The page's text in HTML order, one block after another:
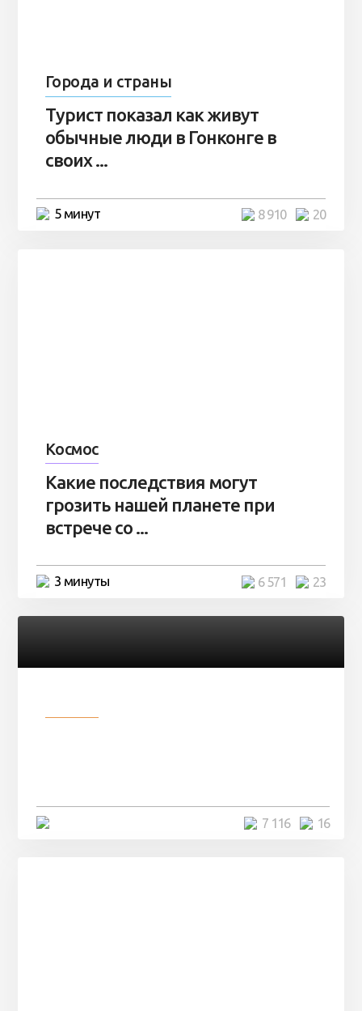
Города и страны
Турист показал как живут
обычные люди в Гонконге в
своих ...
5 минут 20
8 910
Космос
Какие последствия могут
грозить нашей планете при
встрече со ...
3 минуты 23
6 571
16
7 116